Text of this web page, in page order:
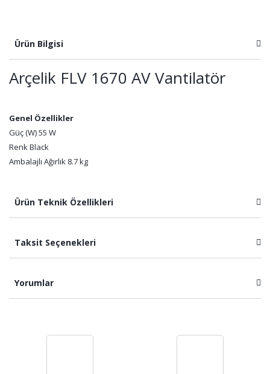
Ürün Bilgisi
Arçelik FLV 1670 AV Vantilatör
Genel Özellikler
Güç (W) 55 W
Renk Black
Ambalajlı Ağırlık 8.7 kg
Ürün Teknik Özellikleri
Taksit Seçenekleri
Yorumlar